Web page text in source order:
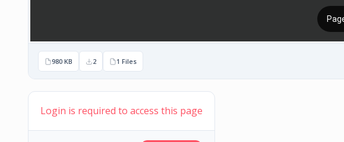
980 KB 2 1 Files
Login is required to access this page